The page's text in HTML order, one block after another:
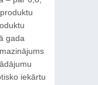
gada
iekārtu